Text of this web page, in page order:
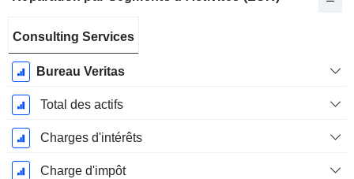
Fiscale:
Décembre
Consulting Services
Bureau Veritas
Total des actifs
Charges d'intérêts
Charge d'impôt